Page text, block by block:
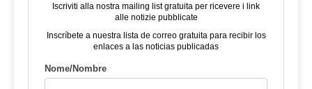
Iscriviti alla nostra mailing list gratuita per ricevere i link
alle notizie pubblicate
Inscríbete a nuestra lista de correo gratuita para recibir los
enlaces a las noticias publicadas
Nome/Nombre